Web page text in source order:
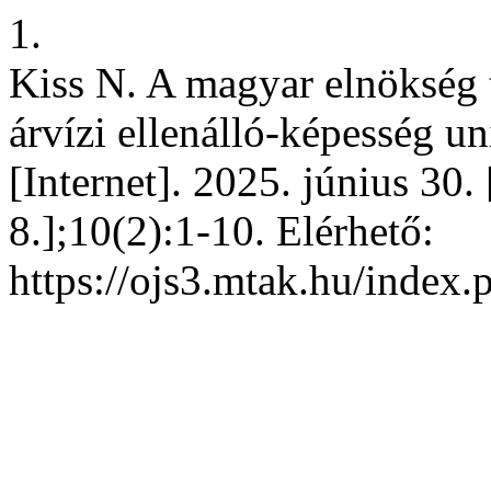
1.
Kiss N. A magyar elnökség
árvízi ellenálló-képesség
[Internet]. 2025. június 30.
8.];10(2):1-10. Elérhető:
https://ojs3.mtak.hu/